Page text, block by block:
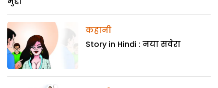
कहानी
Story in Hindi : नया सवेरा